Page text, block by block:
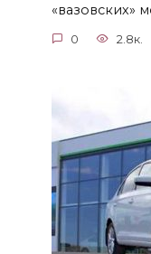
«вазовских»
0 2.8к.